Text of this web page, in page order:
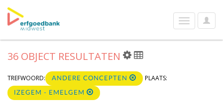
User
Toggle
navigation
36 OBJECT RESULTATEN
TREFWOORD: ANDERE CONCEPTEN PLAATS:
IZEGEM - EMELGEM